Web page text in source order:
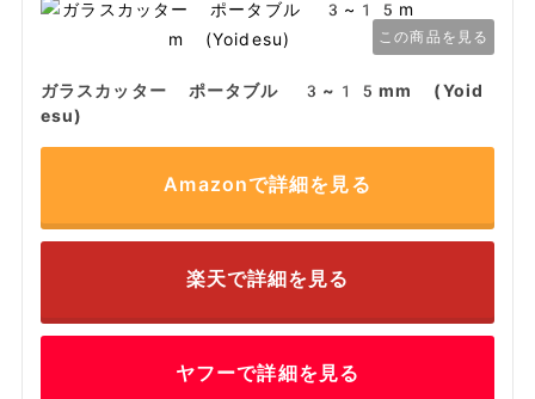
この商品を見る
ガラスカッター ポータブル 3~15mm (Yoid
esu)
Amazonで詳細を見る
楽天で詳細を見る
ヤフーで詳細を見る